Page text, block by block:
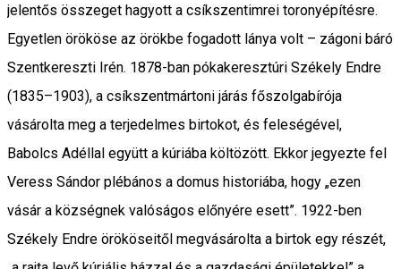
jelentős összeget hagyott a csíkszentimrei toronyépítésre.
Egyetlen örököse az örökbe fogadott lánya volt – zágoni báró
Szentkereszti Irén. 1878-ban pókakeresztúri Székely Endre
(1835–1903), a csíkszentmártoni járás főszolgabírója
vásárolta meg a terjedelmes birtokot, és feleségével,
Babolcs Adéllal együtt a kúriába költözött. Ekkor jegyezte fel
Veress Sándor plébános a domus historiába, hogy „ezen
vásár a községnek valóságos előnyére esett”. 1922-ben
Székely Endre örököseitől megvásárolta a birtok egy részét,